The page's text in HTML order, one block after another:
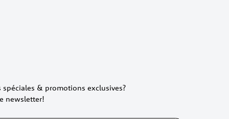
spéciales & promotions exclusives?
newsletter!